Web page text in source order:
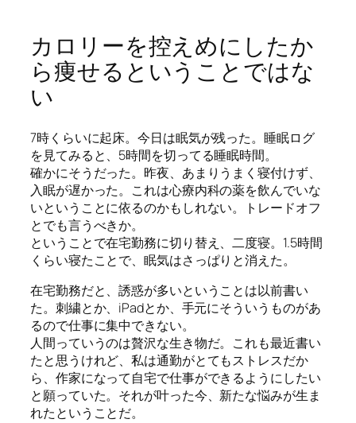
カロリーを控えめにしたか
ら痩せるということではな
い
7時くらいに起床。今日は眠気が残った。睡眠ログ
を見てみると、5時間を切ってる睡眠時間。
確かにそうだった。昨夜、あまりうまく寝付けず、
入眠が遅かった。これは心療内科の薬を飲んでいな
いということに依るのかもしれない。トレードオフ
とでも言うべきか。
ということで在宅勤務に切り替え、二度寝。1.5時間
くらい寝たことで、眠気はさっぱりと消えた。
在宅勤務だと、誘惑が多いということは以前書い
た。刺繍とか、iPadとか、手元にそういうものがあ
るので仕事に集中できない。
人間っていうのは贅沢な生き物だ。これも最近書い
たと思うけれど、私は通勤がとてもストレスだか
ら、作家になって自宅で仕事ができるようにしたい
と願っていた。それが叶った今、新たな悩みが生ま
れたということだ。